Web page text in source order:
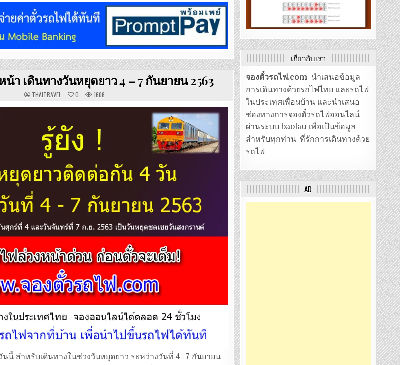
า เดินทางวันหยุดยาว 4 – 7 กันยายน 2563
THAITRAVEL 0 1606
นนี้ สำหรับเดินทางในช่วงวันหยุดยาว ระหว่างวันที่ 4 -7 กันยายน
เกี่ยวกับเรา
จองตั๋วรถไฟ.com นำเสนอข้อมูล
การเดินทางด้วยรถไฟไทย และรถไฟ
ในประเทศเพื่อนบ้าน และนำเสนอ
ช่องทางการจองตั๋วรถไฟออนไลน์
ผ่านระบบ baolau เพื่อเป็นข้อมูล
สำหรับทุกท่าน ที่รักการเดินทางด้วย
รถไฟ
AD